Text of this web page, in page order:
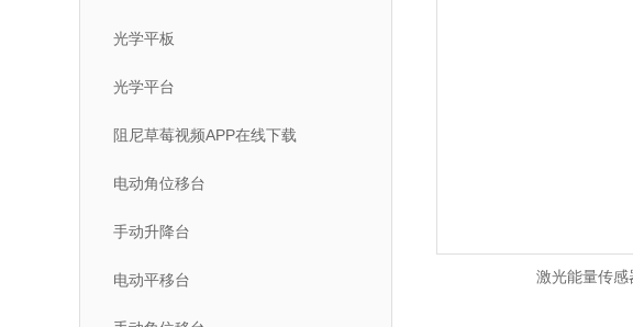
光学平板
光学平台
阻尼草莓视频APP在线下载
电动角位移台
手动升降台
电动平移台 激光能量传感